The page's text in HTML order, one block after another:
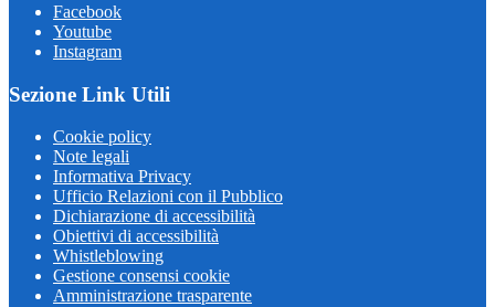
Facebook
Youtube
Instagram
Sezione Link Utili
Cookie policy
Note legali
Informativa Privacy
Ufficio Relazioni con il Pubblico
Dichiarazione di accessibilità
Obiettivi di accessibilità
Whistleblowing
Gestione consensi cookie
Amministrazione trasparente